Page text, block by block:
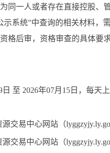
为同一人或者存在直接控股
示系统”中查询的相关材料，
资格后审，资格审查的具体
日 至 2026年07月15日，每天
交易中心网站（
交易中心网站（